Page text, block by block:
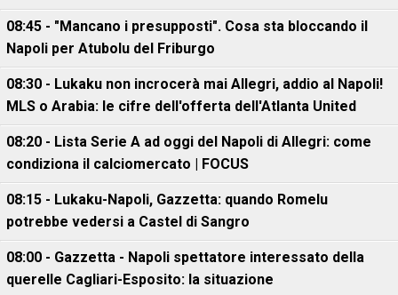
08:45 - "Mancano i presupposti". Cosa sta bloccando il
Napoli per Atubolu del Friburgo
08:30 - Lukaku non incrocerà mai Allegri, addio al Napoli!
MLS o Arabia: le cifre dell'offerta dell'Atlanta United
08:20 - Lista Serie A ad oggi del Napoli di Allegri: come
condiziona il calciomercato | FOCUS
08:15 - Lukaku-Napoli, Gazzetta: quando Romelu
potrebbe vedersi a Castel di Sangro
08:00 - Gazzetta - Napoli spettatore interessato della
querelle Cagliari-Esposito: la situazione